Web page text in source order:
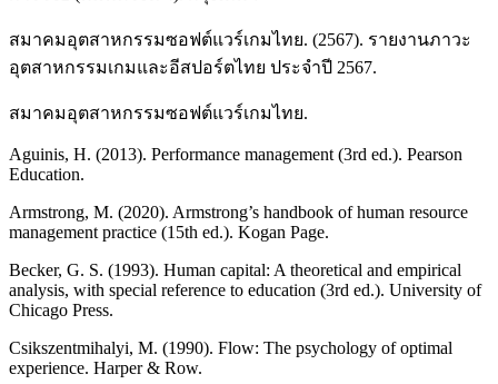
สมาคมอุตสาหกรรมซอฟต์แวร์เกมไทย. (2567). รายงานภาวะ
อุตสาหกรรมเกมและอีสปอร์ตไทย ประจำปี 2567.
สมาคมอุตสาหกรรมซอฟต์แวร์เกมไทย.
Aguinis, H. (2013). Performance management (3rd ed.). Pearson
Education.
Armstrong, M. (2020). Armstrong’s handbook of human resource
management practice (15th ed.). Kogan Page.
Becker, G. S. (1993). Human capital: A theoretical and empirical
analysis, with special reference to education (3rd ed.). University of
Chicago Press.
Csikszentmihalyi, M. (1990). Flow: The psychology of optimal
experience. Harper & Row.